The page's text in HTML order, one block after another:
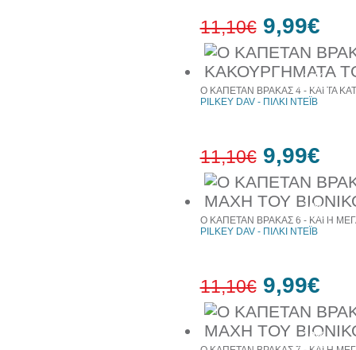
10%
έκπτωση
11,10€ 9,99€
10%
έκπτωση
Ο ΚΑΠΕΤΑΝ ΒΡΑΚΑΣ 4 - ΚΑΙ ΤΑ
PILKEY DAV - ΠΙΛΚΙ ΝΤΕΪΒ
11,10€ 9,99€
10%
έκπτωση
Ο ΚΑΠΕΤΑΝ ΒΡΑΚΑΣ 6 - ΚΑΙ Η
PILKEY DAV - ΠΙΛΚΙ ΝΤΕΪΒ
11,10€ 9,99€